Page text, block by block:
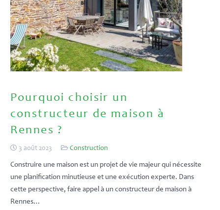
Pourquoi choisir un
constructeur de maison à
Rennes ?
3 août 2023 Construction
Construire une maison est un projet de vie majeur qui nécessite
une planification minutieuse et une exécution experte. Dans
cette perspective, faire appel à un constructeur de maison à
Rennes…